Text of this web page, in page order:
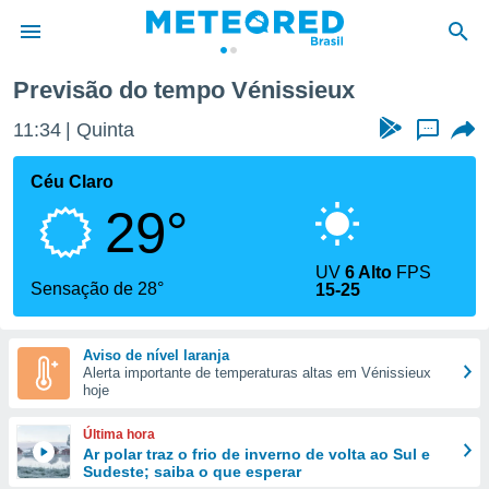
da
fornecidas
a este
das
e
forma
digital
Previsão do tempo Vénissieux
11:34 Quinta ...
Céu Claro
29°
Sensação de 28°
UV6 Alto FPS
15-25
Aviso de nível laranja
Alerta importante de temperaturas altas em Vénissieux
hoje
Última hora
Ar polar traz o frio de inverno de volta ao Sul e
Sudeste; saiba o que esperar